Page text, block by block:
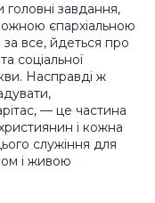
головні завдання,
єпархіальною
все, йдеться про
соціальної
Насправді ж
— це частина
і кожна
служіння для
і живою